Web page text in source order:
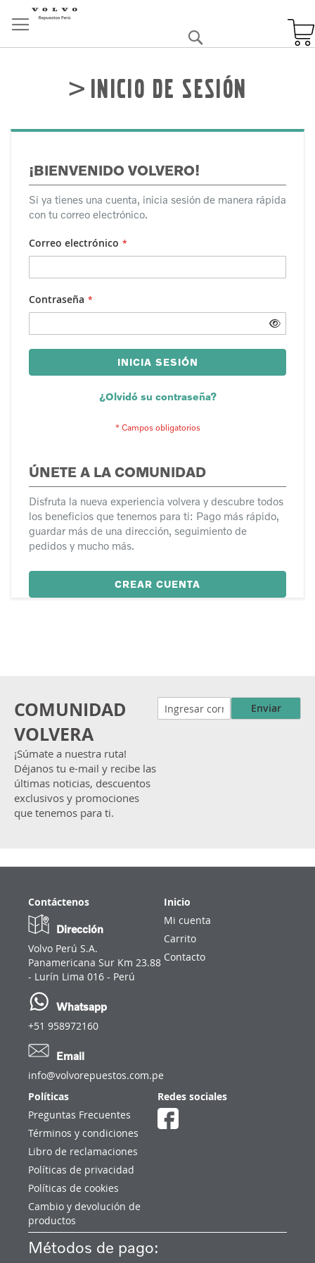
to
Content
Inicio de sesión
¡BIENVENIDO VOLVERO!
Si ya tienes una cuenta, inicia sesión de manera rápida
con tu correo electrónico.
Correo electrónico
Contraseña
INICIA SESIÓN
¿Olvidó su contraseña?
ÚNETE A LA COMUNIDAD
Disfruta la nueva experiencia volvera y descubre todos
los beneficios que tenemos para ti: Pago más rápido,
guardar más de una dirección, seguimiento de
pedidos y mucho más.
CREAR CUENTA
COMUNIDAD
VOLVERA
¡Súmate a nuestra ruta!
Déjanos tu e-mail y recibe las
últimas noticias, descuentos
exclusivos y promociones
que tenemos para ti.
Enviar
Contáctenos
Dirección
Volvo Perú S.A.
Panamericana Sur Km 23.88
- Lurín Lima 016 - Perú
Whatsapp
+51 958972160
Email
info@volvorepuestos.com.pe
Inicio
Mi cuenta
Carrito
Contacto
Políticas
Preguntas Frecuentes
Términos y condiciones
Libro de reclamaciones
Políticas de privacidad
Políticas de cookies
Cambio y devolución de
productos
Redes sociales
Métodos de pago: